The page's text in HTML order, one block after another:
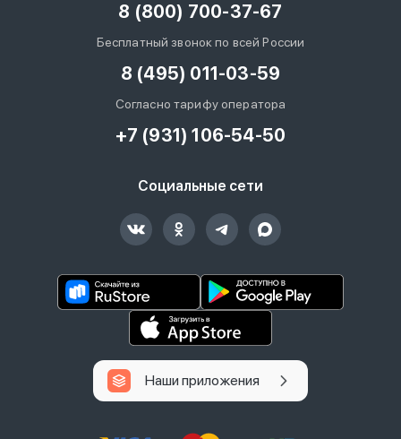
8 (800) 700-37-67
Бесплатный звонок по всей России
8 (495) 011-03-59
Согласно тарифу оператора
+7 (931) 106-54-50
Социальные сети
Наши приложения
Войти под другим номером